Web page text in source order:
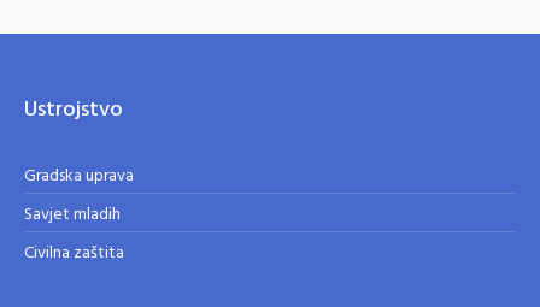
Ustrojstvo
Gradska uprava
Savjet mladih
Civilna zaštita